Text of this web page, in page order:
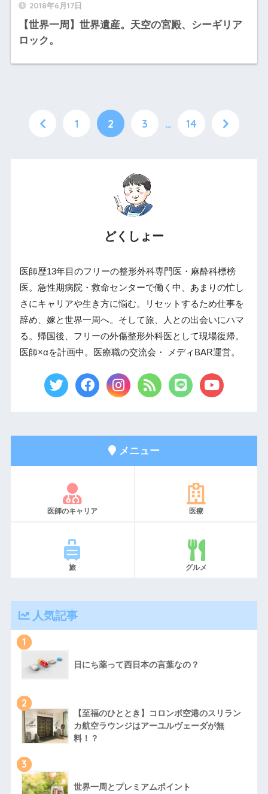
2018年6月17日
【世界一周】世界遺産。天空の宮殿、シーギリア
ロック。
1 2 3 … 14
どくしょー
医師歴13年目のフリーの整形外科専門医・麻酔科標榜
医。急性期病院・救命センターで働く中、あまりの忙し
さにキャリアや生き方に悩む。リセットするため仕事を
辞め、嫁と世界一周へ。そして旅、人との出会いにハマ
る。帰国後、フリーの外傷整形外科医として現場復帰。
医師×αを計画中。医療職の交流会・ メディBAR運営。
メニュー
医師のキャリア 医療
旅 グルメ
人気記事
1
日にち薬って西日本の言葉なの？
2
【至福のひととき】コロンボ空港のスリラン
カ航空ラウンジはアーユルヴェーダが無
料！？
3
世界一周とプレミアムポイント